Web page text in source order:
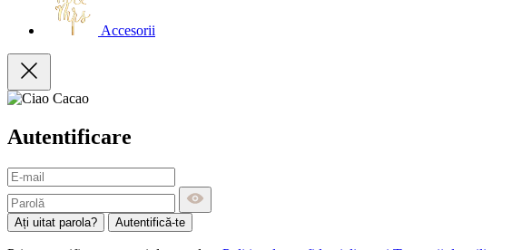
Accesorii
Autentificare
Ați uitat parola? Autentifică-te